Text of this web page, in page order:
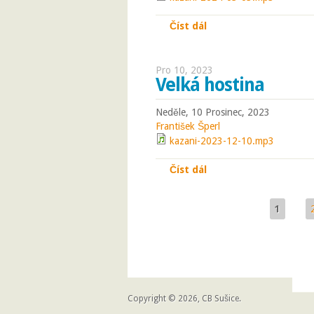
Číst dál
Pro 10, 2023
Velká hostina
Neděle, 10 Prosinec, 2023
František Šperl
kazani-2023-12-10.mp3
Číst dál
1
Copyright © 2026, CB Sušice.